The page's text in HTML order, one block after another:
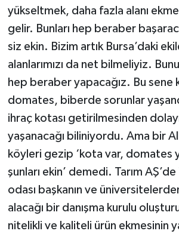
yükseltmek, daha fazla alanı
gelir. Bunları hep beraber
siz ekin. Bizim artık Bursa’daki
alanlarımızı da net bilmeliyiz.
hep beraber yapacağız. Bu sene
domates, biberde sorunlar
ihraç kotası getirilmesinden dolayı
yaşanacağı biliniyordu. Ama bir
köyleri gezip ‘kota var, domates
şunları ekin’ demedi. Tarım
odası başkanın ve
alacağı bir danışma kurulu
nitelikli ve kaliteli ürün ekmesinin